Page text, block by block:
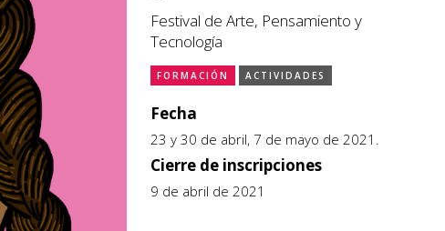
Festival de Arte, Pensamiento y
Tecnología
FORMACIÓN ACTIVIDADES
Fecha
23 y 30 de abril, 7 de mayo de 2021.
Cierre de inscripciones
9 de abril de 2021